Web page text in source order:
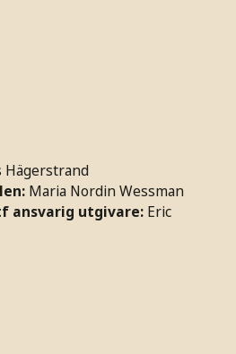
Maria Nordin Wessman
ansvarig utgivare: Eric